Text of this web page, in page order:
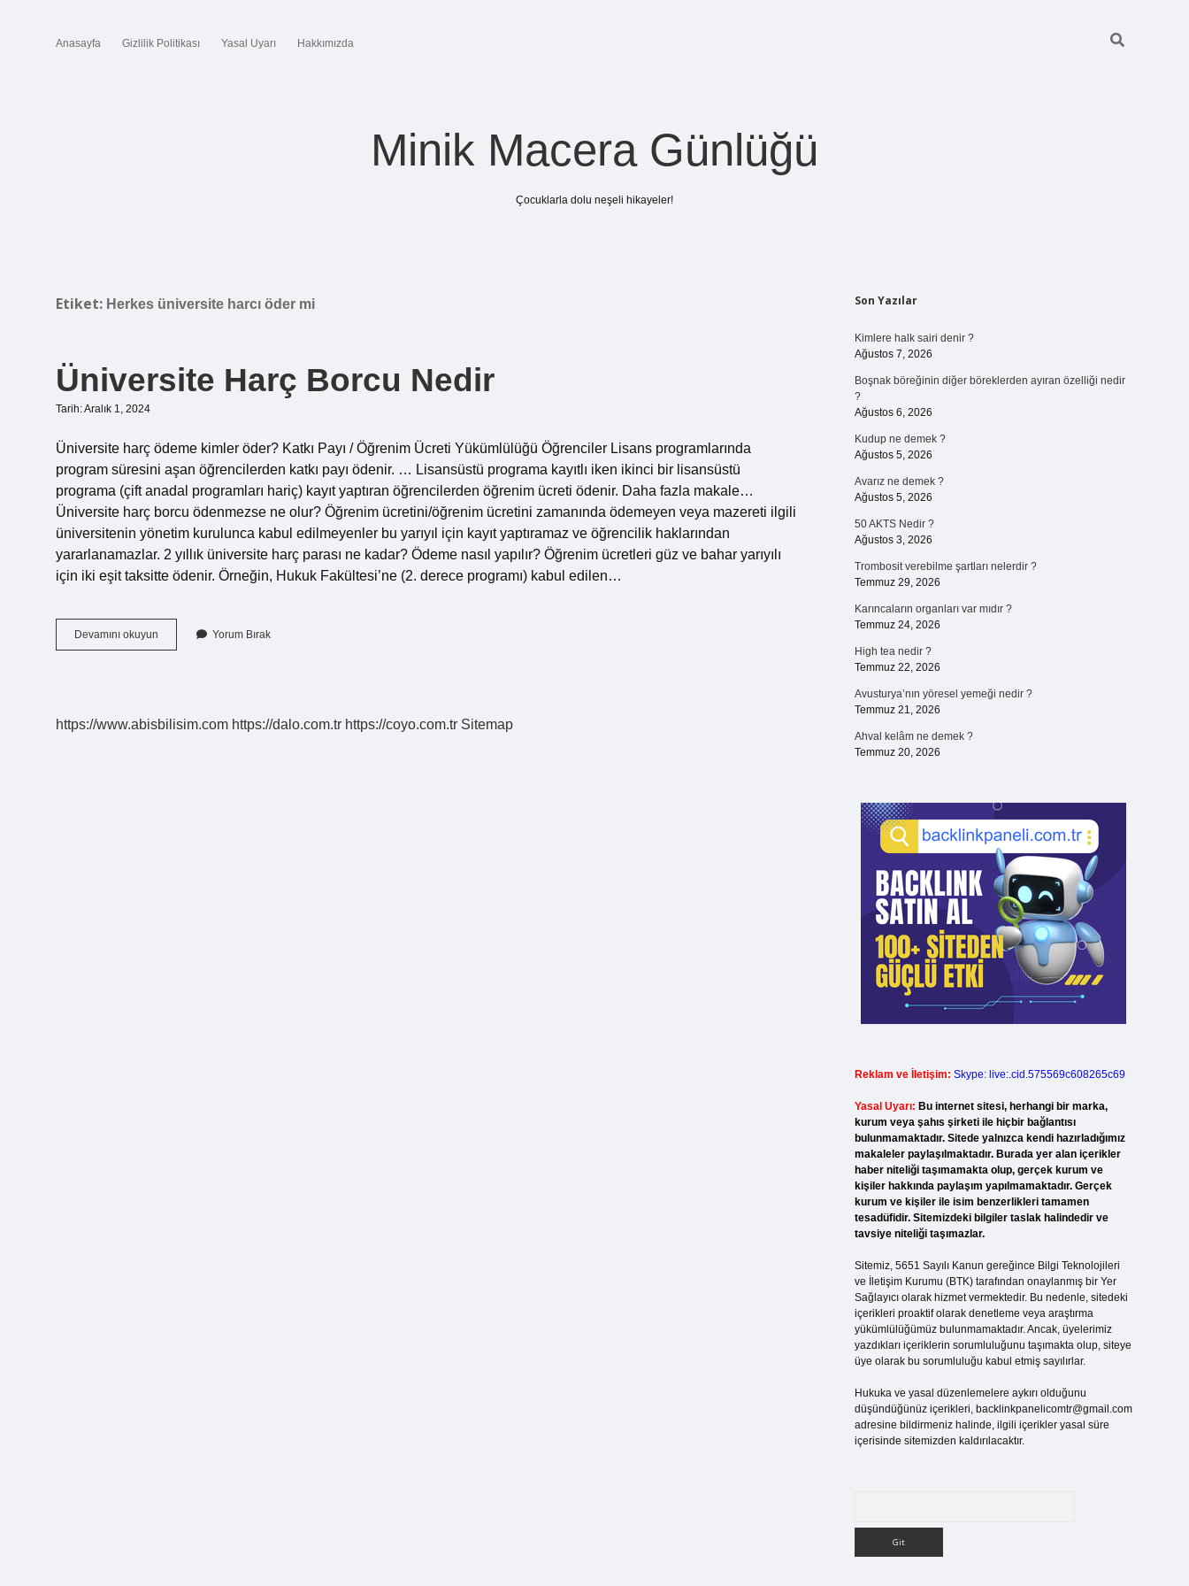
Anasayfa Gizlilik Politikası Yasal Uyarı Hakkımızda
Minik Macera Günlüğü
Çocuklarla dolu neşeli hikayeler!
Etiket: Herkes üniversite harcı öder mi
Üniversite Harç Borcu Nedir
Tarih: Aralık 1, 2024
Üniversite harç ödeme kimler öder? Katkı Payı / Öğrenim Ücreti Yükümlülüğü Öğrenciler Lisans programlarında
program süresini aşan öğrencilerden katkı payı ödenir. … Lisansüstü programa kayıtlı iken ikinci bir lisansüstü
programa (çift anadal programları hariç) kayıt yaptıran öğrencilerden öğrenim ücreti ödenir. Daha fazla makale…
Üniversite harç borcu ödenmezse ne olur? Öğrenim ücretini/öğrenim ücretini zamanında ödemeyen veya mazereti ilgili
üniversitenin yönetim kurulunca kabul edilmeyenler bu yarıyıl için kayıt yaptıramaz ve öğrencilik haklarından
yararlanamazlar. 2 yıllık üniversite harç parası ne kadar? Ödeme nasıl yapılır? Öğrenim ücretleri güz ve bahar yarıyılı
için iki eşit taksitte ödenir. Örneğin, Hukuk Fakültesi’ne (2. derece programı) kabul edilen…
Devamını okuyun Üniversite
Harç
Yorum Bırak
https://www.abisbilisim.com https://dalo.com.tr https://coyo.com.tr Sitemap
Sidebar
Son Yazılar
Kimlere halk sairi denir ?
Ağustos 7, 2026
Boşnak böreğinin diğer böreklerden ayıran özelliği nedir
?
Ağustos 6, 2026
Kudup ne demek ?
Ağustos 5, 2026
Avarız ne demek ?
Ağustos 5, 2026
50 AKTS Nedir ?
Ağustos 3, 2026
Trombosit verebilme şartları nelerdir ?
Temmuz 29, 2026
Karıncaların organları var mıdır ?
Temmuz 24, 2026
High tea nedir ?
Temmuz 22, 2026
Avusturya’nın yöresel yemeği nedir ?
Temmuz 21, 2026
Ahval kelâm ne demek ?
Temmuz 20, 2026
Reklam ve İletişim: Skype: live:.cid.575569c608265c69
Yasal Uyarı: Bu internet sitesi, herhangi bir marka,
kurum veya şahıs şirketi ile hiçbir bağlantısı
bulunmamaktadır. Sitede yalnızca kendi hazırladığımız
makaleler paylaşılmaktadır. Burada yer alan içerikler
haber niteliği taşımamakta olup, gerçek kurum ve
kişiler hakkında paylaşım yapılmamaktadır. Gerçek
kurum ve kişiler ile isim benzerlikleri tamamen
tesadüfidir. Sitemizdeki bilgiler taslak halindedir ve
tavsiye niteliği taşımazlar.
Sitemiz, 5651 Sayılı Kanun gereğince Bilgi Teknolojileri
ve İletişim Kurumu (BTK) tarafından onaylanmış bir Yer
Sağlayıcı olarak hizmet vermektedir. Bu nedenle, sitedeki
içerikleri proaktif olarak denetleme veya araştırma
yükümlülüğümüz bulunmamaktadır. Ancak, üyelerimiz
yazdıkları içeriklerin sorumluluğunu taşımakta olup, siteye
üye olarak bu sorumluluğu kabul etmiş sayılırlar.
Hukuka ve yasal düzenlemelere aykırı olduğunu
düşündüğünüz içerikleri, backlinkpanelicomtr@gmail.com
adresine bildirmeniz halinde, ilgili içerikler yasal süre
içerisinde sitemizden kaldırılacaktır.